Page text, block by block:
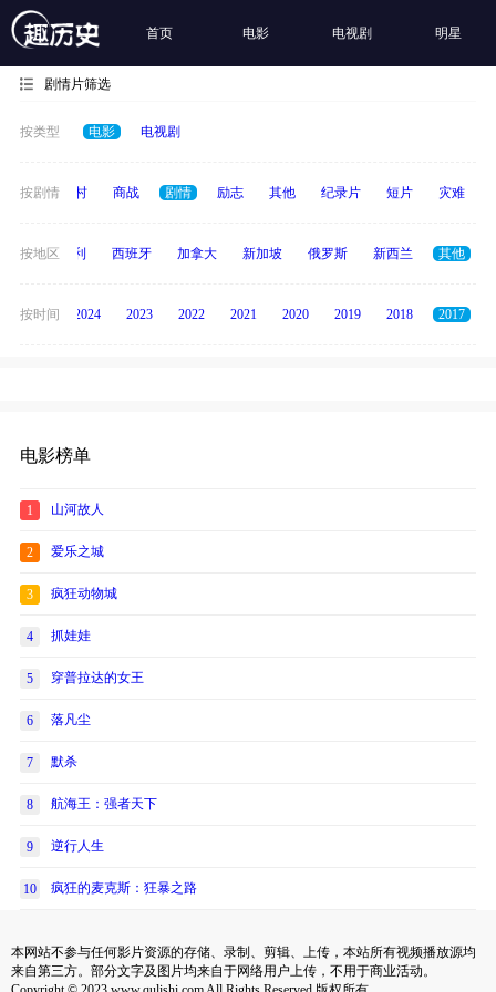
首页 电影 电视剧 明星
剧情片筛选
按类型 电影 电视剧
按剧情
历史 乡村 商战 剧情 励志 其他 纪录片 短片 灾难
按地区
度 意大利 西班牙 加拿大 新加坡 俄罗斯 新西兰 其他
按时间
2025 2024 2023 2022 2021 2020 2019 2018 2017
电影榜单
1 山河故人
2 爱乐之城
3 疯狂动物城
4 抓娃娃
5 穿普拉达的女王
6 落凡尘
7 默杀
8 航海王：强者天下
9 逆行人生
10 疯狂的麦克斯：狂暴之路
本网站不参与任何影片资源的存储、录制、剪辑、上传，本站所有视频播放源均
来自第三方。部分文字及图片均来自于网络用户上传，不用于商业活动。